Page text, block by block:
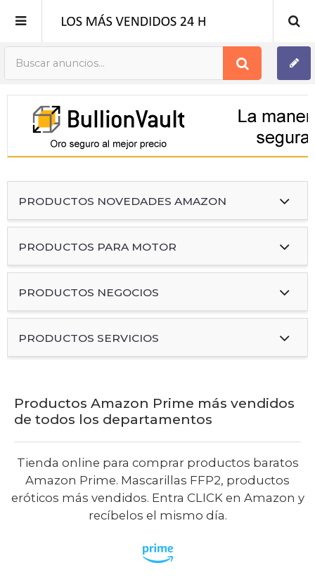
Publica tu Anuncio
Registro
Mi cuenta
PRODUCTOS NOVEDADES AMAZON
PRODUCTOS PARA MOTOR
PRODUCTOS NEGOCIOS
PRODUCTOS SERVICIOS
Productos Amazon Prime más vendidos
de todos los departamentos
Tienda online para comprar productos baratos
Amazon Prime. Mascarillas FFP2, productos
eróticos más vendidos. Entra CLICK en Amazon y
recíbelos el mismo día.